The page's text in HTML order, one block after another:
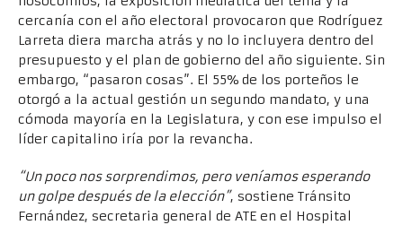
cercanía con el año electoral provocaron que Rodríguez
Larreta diera marcha atrás y no lo incluyera dentro del
presupuesto y el plan de gobierno del año siguiente. Sin
embargo, “pasaron cosas”. El 55% de los porteños le
otorgó a la actual gestión un segundo mandato, y una
cómoda mayoría en la Legislatura, y con ese impulso el
líder capitalino iría por la revancha.
“Un poco nos sorprendimos, pero veníamos esperando
un golpe después de la elección”, sostiene Tránsito
Fernández, secretaria general de ATE en el Hospital